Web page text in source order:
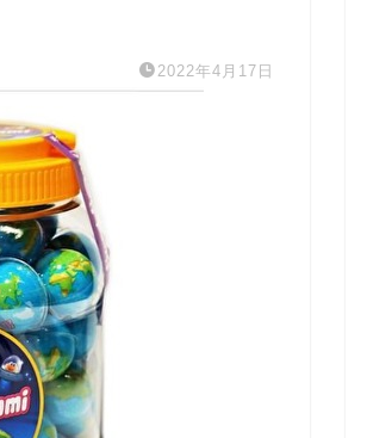
2022年4月17日